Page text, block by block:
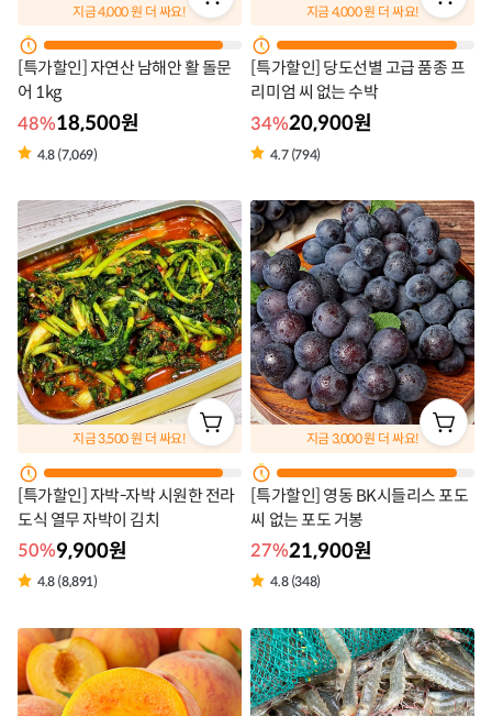
지금4,000원 더 싸요!
[특가할인] 자연산 남해안 활 돌문
어 1kg
48%18,500원
4.8 (7,069)
지금4,000원 더 싸요!
[특가할인] 당도선별 고급 품종 프
리미엄 씨 없는 수박
34%20,900원
4.7 (794)
지금3,500원 더 싸요!
[특가할인] 자박-자박 시원한 전라
도식 열무 자박이 김치
50%9,900원
4.8 (8,891)
지금 3,000원 더 싸요!
[특가할인] 영동 BK시들리스 포도
씨 없는 포도 거봉
27%21,900원
4.8 (348)